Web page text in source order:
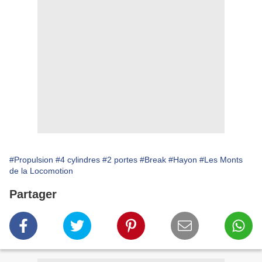
#Propulsion #4 cylindres #2 portes #Break #Hayon #Les Monts
de la Locomotion
Partager